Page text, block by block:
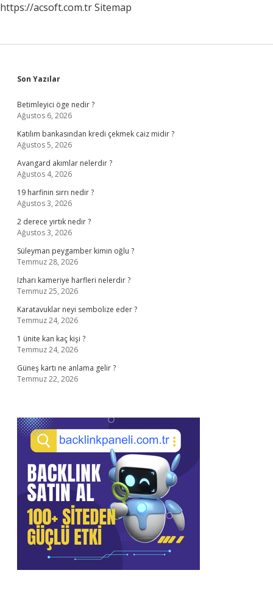
https://acsoft.com.trSitemap
Sidebar
Son Yazılar
Betimleyici öge nedir ?
Ağustos 6, 2026
Katılım bankasından kredi çekmek caiz midir ?
Ağustos 5, 2026
Avangard akımlar nelerdir ?
Ağustos 4, 2026
19 harfinin sırrı nedir ?
Ağustos 3, 2026
2 derece yırtık nedir ?
Ağustos 3, 2026
Süleyman peygamber kimin oğlu ?
Temmuz 28, 2026
Izharı kameriye harfleri nelerdir ?
Temmuz 25, 2026
Karatavuklar neyi sembolize eder ?
Temmuz 24, 2026
1 ünite kan kaç kişi ?
Temmuz 24, 2026
Güneş kartı ne anlama gelir ?
Temmuz 22, 2026